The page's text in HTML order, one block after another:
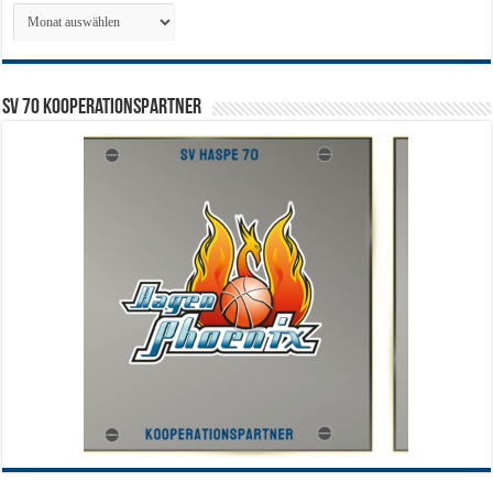
Archiv
SV 70 Kooperationspartner